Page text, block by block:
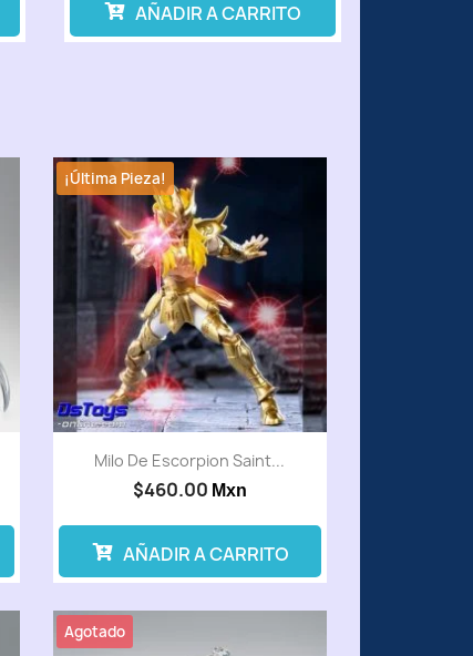
AÑADIR A CARRITO
Milo De Escorpion Saint...
$460.00 Mxn
¡Última Pieza!
AÑADIR A CARRITO
Agotado